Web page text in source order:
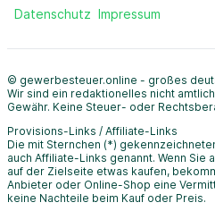
Datenschutz Impressum
© gewerbesteuer.online - großes
Wir sind ein redaktionelles nicht
Gewähr. Keine Steuer- oder
Provisions-Links / Affiliate-Links
Die mit Sternchen (*)
auch Affiliate-Links genannt. Wenn Sie
auf der Zielseite etwas kaufen,
Anbieter oder Online-Shop eine
keine Nachteile beim Kauf oder Preis.